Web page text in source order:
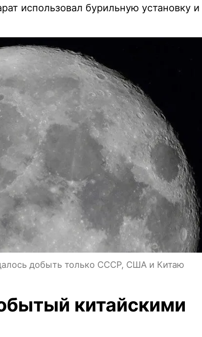
использовал бурильную установку и
добыть только СССР, США и Китаю
китайскими